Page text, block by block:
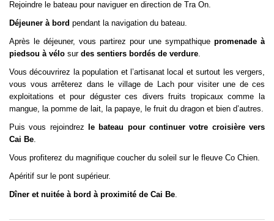
Rejoindre le bateau pour naviguer en direction de Tra On.
Déjeuner à bord pendant la navigation du bateau.
Après le déjeuner, vous partirez pour une sympathique promenade à
piedsou à vélo sur des sentiers bordés de verdure
Vous découvrirez la population et l’artisanat local et surtout les vergers,
vous vous arrêterez dans le village de Lach pour visiter une de ces
exploitations et pour déguster ces divers fruits tropicaux comme la
mangue, la pomme de lait, la papaye, le fruit du dragon et bien d’autres.
Puis vous rejoindrez le bateau pour continuer votre croisière vers
Cai Be
Vous profiterez du magnifique coucher du soleil sur le fleuve Co Chien.
Apéritif sur le pont supérieur.
Dîner et nuitée à bord à proximité de Cai Be